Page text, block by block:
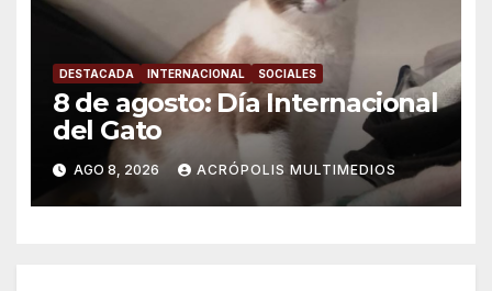
DESTACADA INTERNACIONAL SOCIALES
8 de agosto: Día Internacional
del Gato
AGO 8, 2026 ACRÓPOLIS MULTIMEDIOS